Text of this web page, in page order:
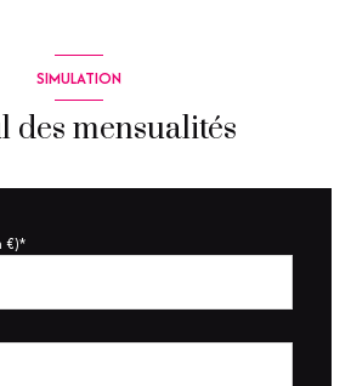
SIMULATION
des mensualités
€)*